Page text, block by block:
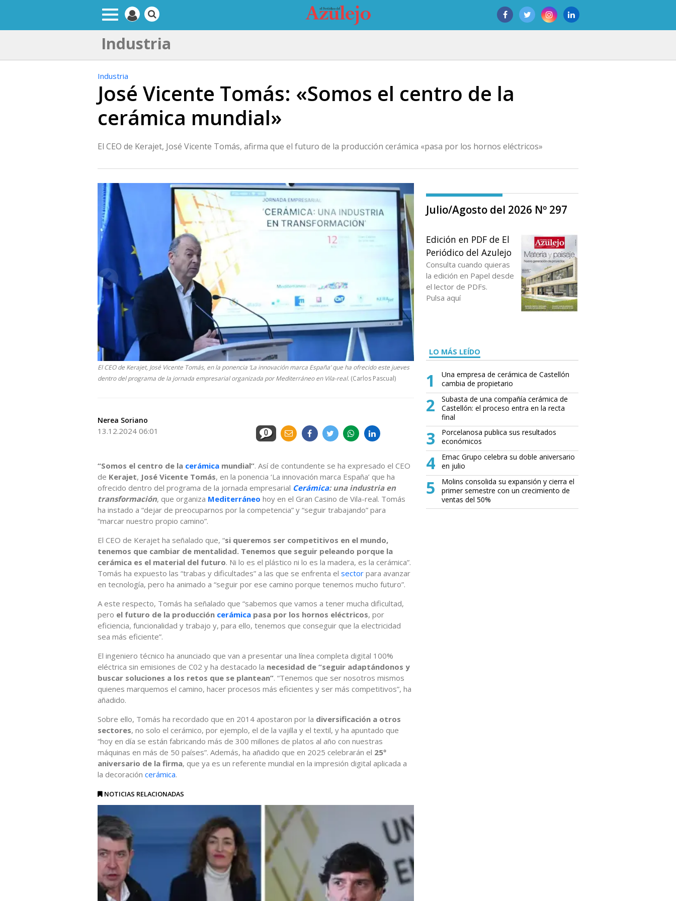
Industria
Industria
José Vicente Tomás: «Somos el centro de la
cerámica mundial»
El CEO de Kerajet, José Vicente Tomás, afirma que el futuro de la producción cerámica «pasa por los hornos eléctricos»
El CEO de Kerajet, José Vicente Tomás, en la ponencia ‘La innovación marca España’ que ha ofrecido este jueves
dentro del programa de la jornada empresarial organizada por Mediterráneo en Vila-real. (Carlos Pascual)
Nerea Soriano
13.12.2024 06:01 0
“Somos el centro de la cerámica mundial”. Así de contundente se ha expresado el CEO
de Kerajet, José Vicente Tomás, en la ponencia ‘La innovación marca España’ que ha
ofrecido dentro del programa de la jornada empresarial Cerámica: una industria en
transformación, que organiza Mediterráneo hoy en el Gran Casino de Vila-real. Tomás
ha instado a “dejar de preocuparnos por la competencia” y “seguir trabajando” para
“marcar nuestro propio camino”.
El CEO de Kerajet ha señalado que, “si queremos ser competitivos en el mundo,
tenemos que cambiar de mentalidad. Tenemos que seguir peleando porque la
cerámica es el material del futuro. Ni lo es el plástico ni lo es la madera, es la cerámica”.
Tomás ha expuesto las “trabas y dificultades” a las que se enfrenta el sector para avanzar
en tecnología, pero ha animado a “seguir por ese camino porque tenemos mucho futuro”.
A este respecto, Tomás ha señalado que “sabemos que vamos a tener mucha dificultad,
pero el futuro de la producción cerámica pasa por los hornos eléctricos, por
eficiencia, funcionalidad y trabajo y, para ello, tenemos que conseguir que la electricidad
sea más eficiente”.
El ingeniero técnico ha anunciado que van a presentar una línea completa digital 100%
eléctrica sin emisiones de C02 y ha destacado la necesidad de “seguir adaptándonos y
buscar soluciones a los retos que se plantean”. “Tenemos que ser nosotros mismos
quienes marquemos el camino, hacer procesos más eficientes y ser más competitivos”, ha
añadido.
Sobre ello, Tomás ha recordado que en 2014 apostaron por la diversificación a otros
sectores, no solo el cerámico, por ejemplo, el de la vajilla y el textil, y ha apuntado que
“hoy en día se están fabricando más de 300 millones de platos al año con nuestras
máquinas en más de 50 países”. Además, ha añadido que en 2025 celebrarán el 25º
aniversario de la firma, que ya es un referente mundial en la impresión digital aplicada a
la decoración cerámica.
NOTICIAS RELACIONADAS
Julio/Agosto del 2026 Nº 297
Edición en PDF de El
Periódico del Azulejo
Consulta cuando quieras
la edición en Papel desde
el lector de PDFs.
Pulsa aquí
LO MÁS LEÍDO
1
Una empresa de cerámica de Castellón
cambia de propietario
2
Subasta de una compañía cerámica de
Castellón: el proceso entra en la recta
final
3
Porcelanosa publica sus resultados
económicos
4
Emac Grupo celebra su doble aniversario
en julio
5
Molins consolida su expansión y cierra el
primer semestre con un crecimiento de
ventas del 50%